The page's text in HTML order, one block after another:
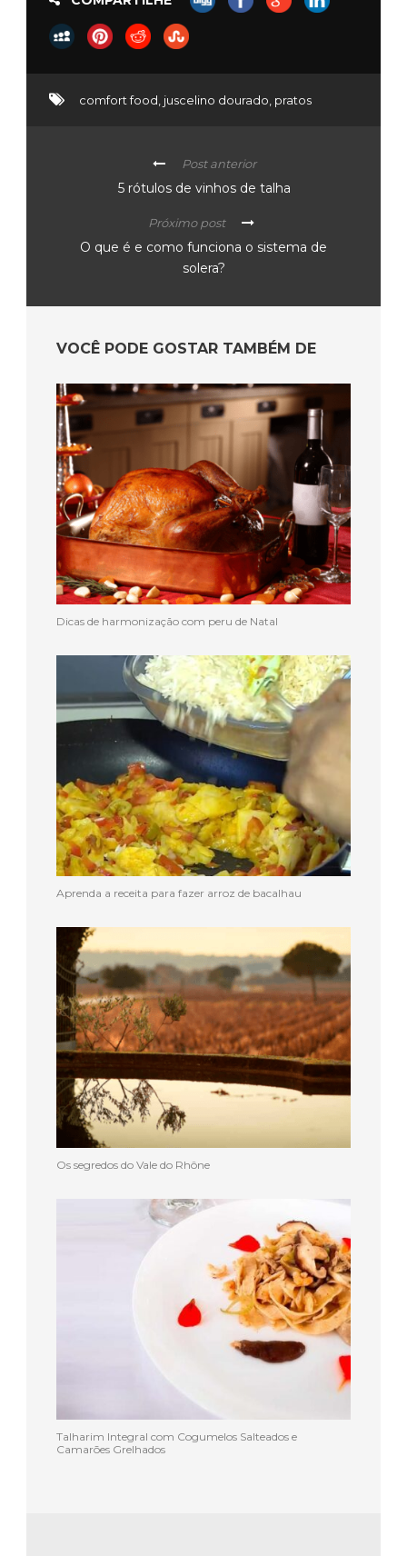
comfort food, juscelino dourado, pratos
Post anterior
5 rótulos de vinhos de talha
Próximo post
O que é e como funciona o sistema de
solera?
VOCÊ PODE GOSTAR TAMBÉM DE
Dicas de harmonização com peru de Natal
Aprenda a receita para fazer arroz de bacalhau
Os segredos do Vale do Rhône
Talharim Integral com Cogumelos Salteados e
Camarões Grelhados